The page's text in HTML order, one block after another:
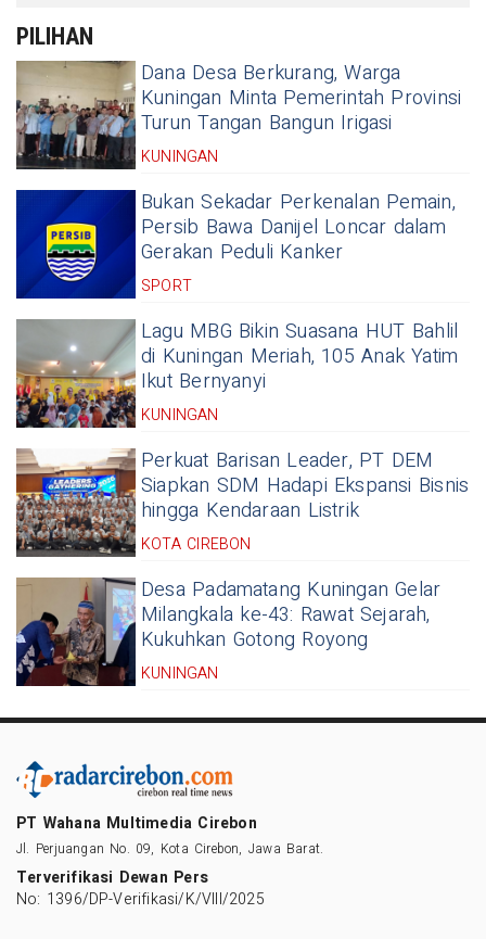
PILIHAN
Dana Desa Berkurang, Warga
Kuningan Minta Pemerintah Provinsi
Turun Tangan Bangun Irigasi
KUNINGAN
Bukan Sekadar Perkenalan Pemain,
Persib Bawa Danijel Loncar dalam
Gerakan Peduli Kanker
SPORT
Lagu MBG Bikin Suasana HUT Bahlil
di Kuningan Meriah, 105 Anak Yatim
Ikut Bernyanyi
KUNINGAN
Perkuat Barisan Leader, PT DEM
Siapkan SDM Hadapi Ekspansi Bisnis
hingga Kendaraan Listrik
KOTA CIREBON
Desa Padamatang Kuningan Gelar
Milangkala ke-43: Rawat Sejarah,
Kukuhkan Gotong Royong
KUNINGAN
PT Wahana Multimedia Cirebon
Jl. Perjuangan No. 09, Kota Cirebon, Jawa Barat.
Terverifikasi Dewan Pers
No: 1396/DP-Verifikasi/K/VIII/2025